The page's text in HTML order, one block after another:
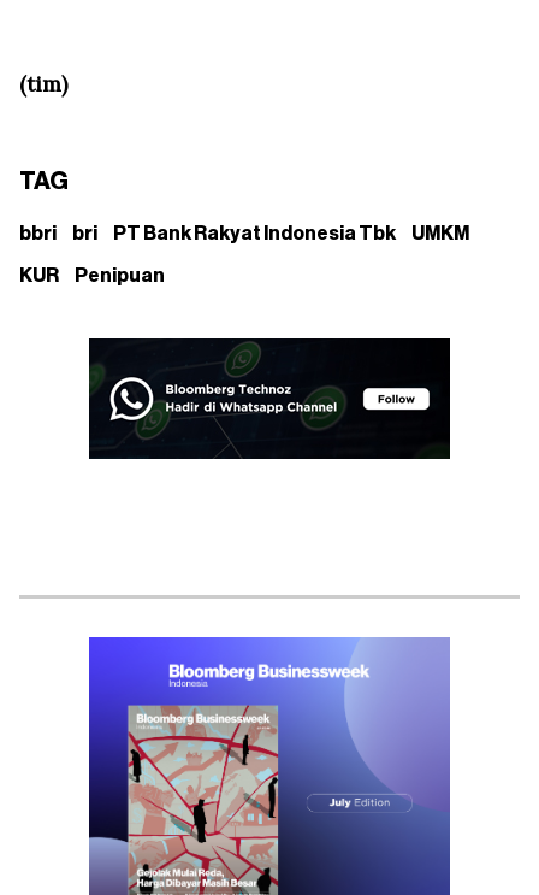
(tim)
TAG
bbri bri PT Bank Rakyat Indonesia Tbk UMKM
KUR Penipuan